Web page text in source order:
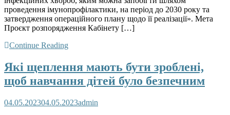
проведення імунопрофілактики, на період до 2030 року та
затвердження операційного плану щодо її реалізації». Мета
Проєкт розпорядження Кабінету […]
Continue Reading
Які щеплення мають бути зроблені,
щоб навчання дітей було безпечним
04.05.202304.05.2023admin